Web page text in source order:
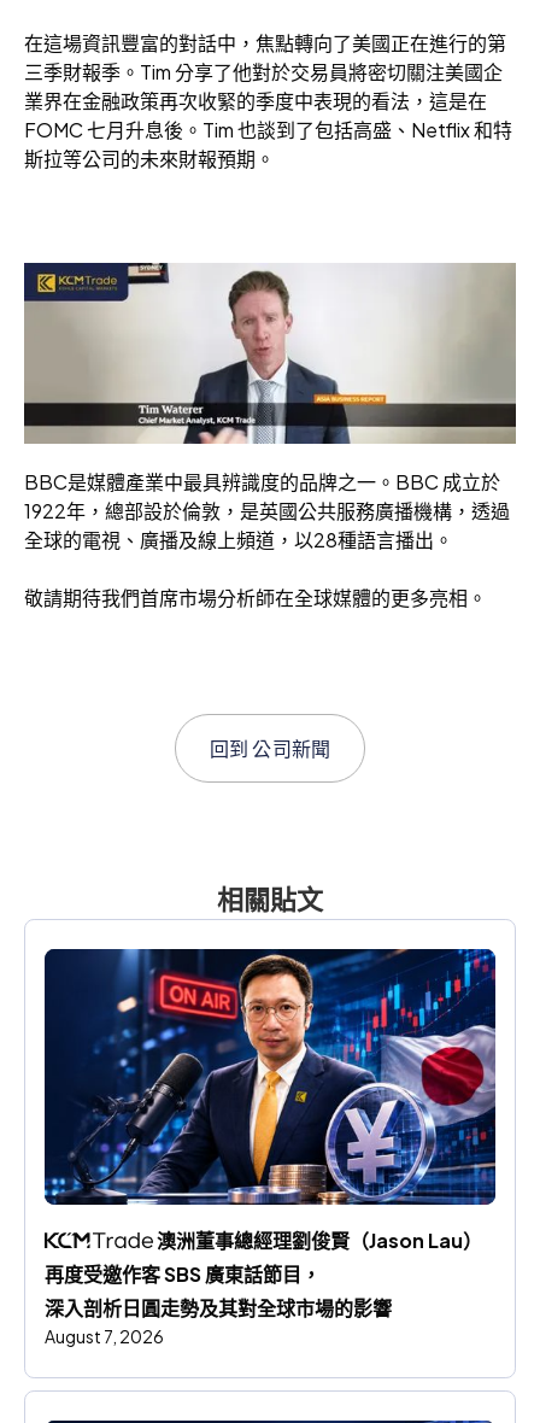
在這場資訊豐富的對話中，焦點轉向了美國正在進行的第
三季財報季。Tim 分享了他對於交易員將密切關注美國企
業界在金融政策再次收緊的季度中表現的看法，這是在
FOMC 七月升息後。Tim 也談到了包括高盛、Netflix 和特
斯拉等公司的未來財報預期。
BBC是媒體產業中最具辨識度的品牌之一。BBC 成立於
1922年，總部設於倫敦，是英國公共服務廣播機構，透過
全球的電視、廣播及線上頻道，以28種語言播出。
敬請期待我們首席市場分析師在全球媒體的更多亮相。
回到公司新聞
相關貼文
澳洲董事總經理劉俊賢（Jason Lau）
再度受邀作客 SBS 廣東話節目，
深入剖析日圓走勢及其對全球市場的影響
August 7, 2026